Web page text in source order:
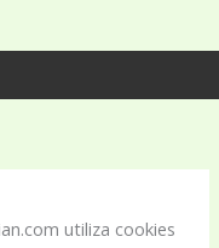
utiliza cookies